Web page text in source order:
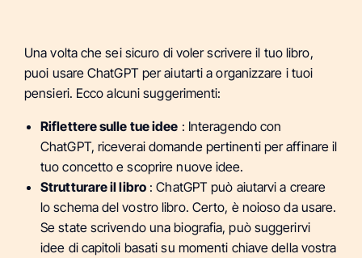
Una volta che sei sicuro di voler scrivere il tuo libro,
puoi usare ChatGPT per aiutarti a organizzare i tuoi
pensieri. Ecco alcuni suggerimenti:
Riflettere sulle tue idee : Interagendo con
ChatGPT, riceverai domande pertinenti per affinare il
tuo concetto e scoprire nuove idee.
Strutturare il libro :ChatGPT può aiutarvi a creare
lo schema del vostro libro. Certo, è noioso da usare.
Se state scrivendo una biografia, può suggerirvi
idee di capitoli basati su momenti chiave della vostra